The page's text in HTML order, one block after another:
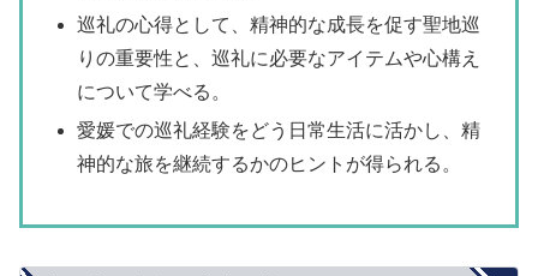
巡礼の心得として、精神的な成長を促す聖地巡
りの重要性と、巡礼に必要なアイテムや心構え
について学べる。
愛媛での巡礼経験をどう日常生活に活かし、精
神的な旅を継続するかのヒントが得られる。